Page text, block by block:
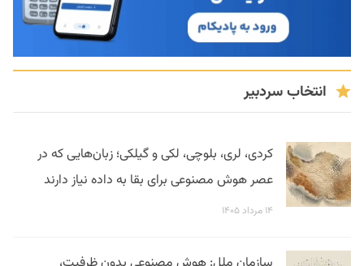
انتخاب سردبیر
کردی، لری، بلوچی، لکی و گیلکی؛ زبان‌هایی که در
عصر هوش مصنوعی برای بقا به داده نیاز دارند
۱۴ مرداد ۱۴۰۵